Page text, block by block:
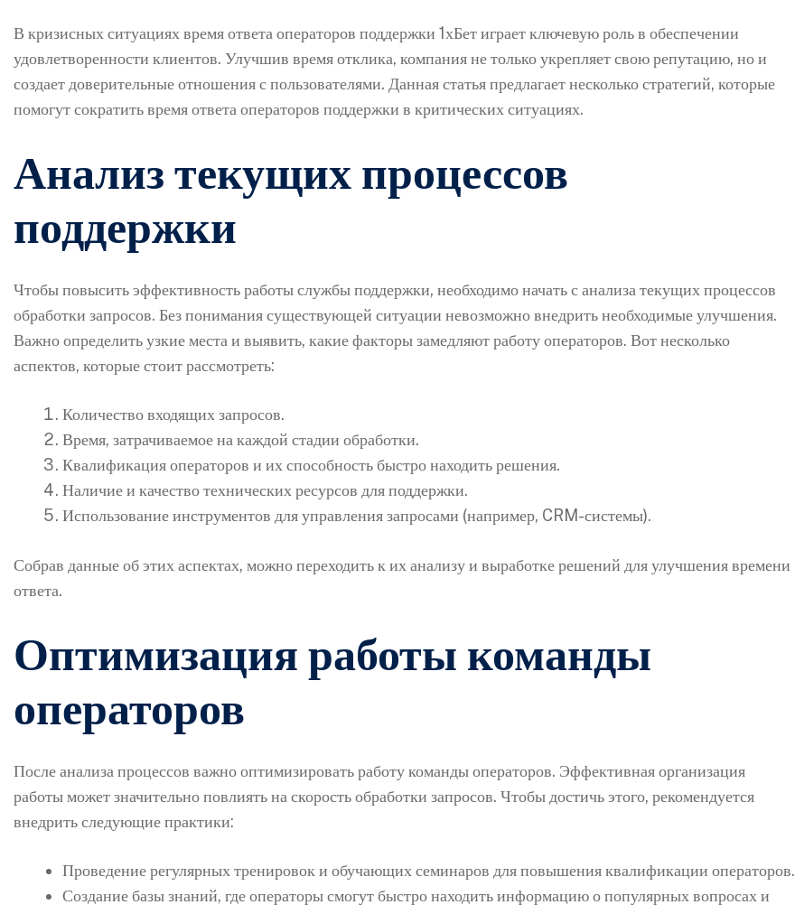
В кризисных ситуациях время ответа операторов поддержки 1хБет играет ключевую роль в обеспечении
удовлетворенности клиентов. Улучшив время отклика, компания не только укрепляет свою репутацию, но и
создает доверительные отношения с пользователями. Данная статья предлагает несколько стратегий, которые
помогут сократить время ответа операторов поддержки в критических ситуациях.
Анализ текущих процессов
поддержки
Чтобы повысить эффективность работы службы поддержки, необходимо начать с анализа текущих процессов
обработки запросов. Без понимания существующей ситуации невозможно внедрить необходимые улучшения.
Важно определить узкие места и выявить, какие факторы замедляют работу операторов. Вот несколько
аспектов, которые стоит рассмотреть:
Количество входящих запросов.
Время, затрачиваемое на каждой стадии обработки.
Квалификация операторов и их способность быстро находить решения.
Наличие и качество технических ресурсов для поддержки.
Использование инструментов для управления запросами (например, CRM-системы).
Собрав данные об этих аспектах, можно переходить к их анализу и выработке решений для улучшения времени
ответа.
Оптимизация работы команды
операторов
После анализа процессов важно оптимизировать работу команды операторов. Эффективная организация
работы может значительно повлиять на скорость обработки запросов. Чтобы достичь этого, рекомендуется
внедрить следующие практики:
Проведение регулярных тренировок и обучающих семинаров для повышения квалификации операторов.
Создание базы знаний, где операторы смогут быстро находить информацию о популярных вопросах и